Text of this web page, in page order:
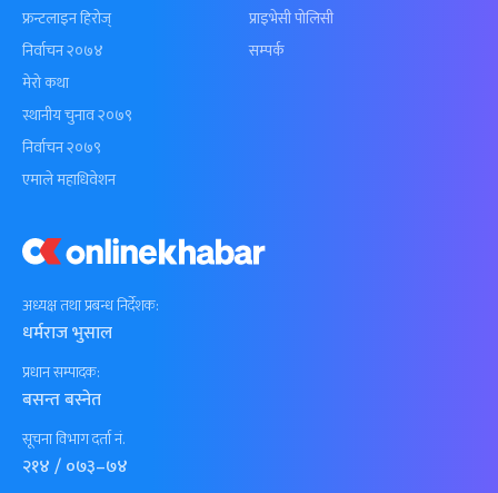
अध्यक्ष तथा प्रबन्ध निर्देशक:
धर्मराज भुसाल
प्रधान सम्पादक:
बसन्त बस्नेत
सूचना विभाग दर्ता नं.
२१४ / ०७३–७४
फ्रन्टलाइन हिरोज्
निर्वाचन २०७४
मेरो कथा
स्थानीय चुनाव २०७९
निर्वाचन २०७९
एमाले महाधिवेशन
प्राइभेसी पोलिसी
सम्पर्क